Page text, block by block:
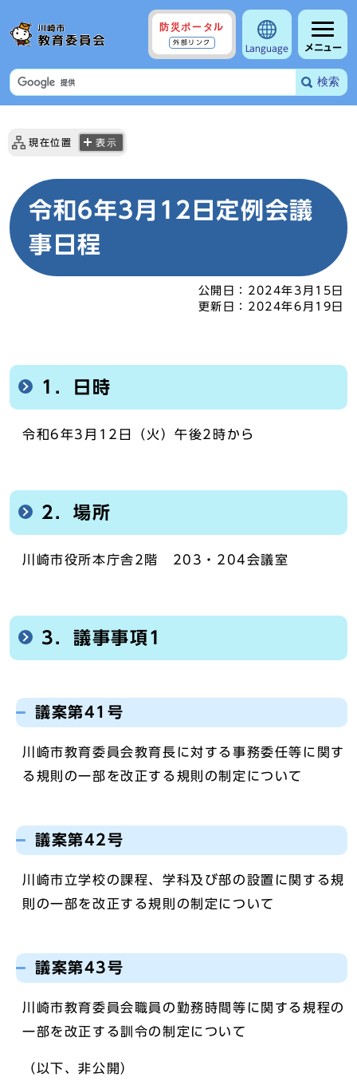
防災ポータル
外部リンク
Language メニュー
検索
現在位置 表示
令和6年3月12日定例会議
事日程
公開日： 2024年3月15日
更新日： 2024年6月19日
1．日時
令和6年3月12日（火）午後2時から
2．場所
川崎市役所本庁舎2階 203・204会議室
3．議事事項1
議案第41号
川崎市教育委員会教育長に対する事務委任等に関す
る規則の一部を改正する規則の制定について
議案第42号
川崎市立学校の課程、学科及び部の設置に関する規
則の一部を改正する規則の制定について
議案第43号
川崎市教育委員会職員の勤務時間等に関する規程の
一部を改正する訓令の制定について
（以下、非公開）